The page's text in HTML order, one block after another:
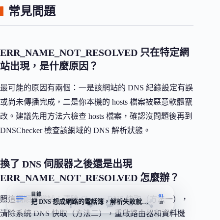
常見問題
ERR_NAME_NOT_RESOLVED 只在特定網
站出現，是什麼原因？
最可能的原因有兩個：一是該網站的 DNS 紀錄設定有誤
或尚未傳播完成，二是你本機的 hosts 檔案被惡意軟體竄
改。建議先用方法六檢查 hosts 檔案，確認沒問題後再到
DNSChecker 檢查該網域的 DNS 解析狀態。
換了 DNS 伺服器之後還是出現
ERR_NAME_NOT_RESOLVED 怎麼辦？
照這個順序嘗試：清除 Chrome DNS 快取（方法一），
清除系統 DNS 快取（方法二），重啟路由器和資料機
目錄
把 DNS 想成網路的電話簿，解析失敗就是查不到號
01
18